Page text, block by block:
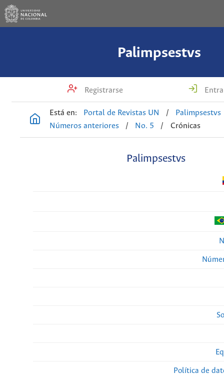
Palimpsestvs
Registrarse
Está en: Portal de Revistas UN /
Palimpsestvs
Números anteriores
/ No. 5 / Crónicas
Palimpsestvs
Política de